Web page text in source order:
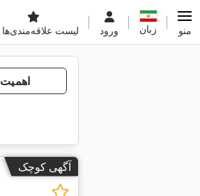
لیست علاقه‌مندی‌ها ورود زبان منو
اهمیت
آگهی کوچک